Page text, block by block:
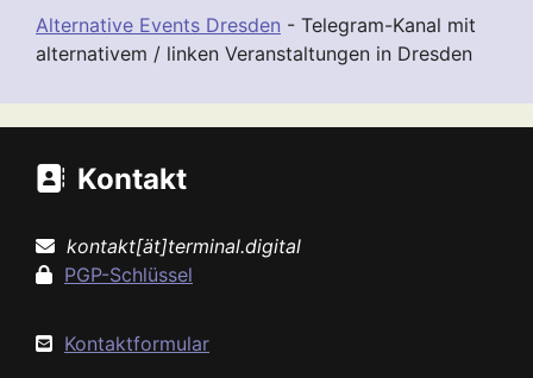
Alternative Events Dresden - Telegram-Kanal mit
alternativem / linken Veranstaltungen in Dresden
Kontakt
kontakt[ät]terminal.digital
PGP-Schlüssel
Kontaktformular